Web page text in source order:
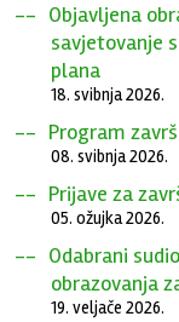
Objavljena
savjetovanje
plana
18. svibnja 2026.
Program
08. svibnja 2026.
Prijave za
05. ožujka 2026.
Odabrani
obrazovanja
19. veljače 2026.